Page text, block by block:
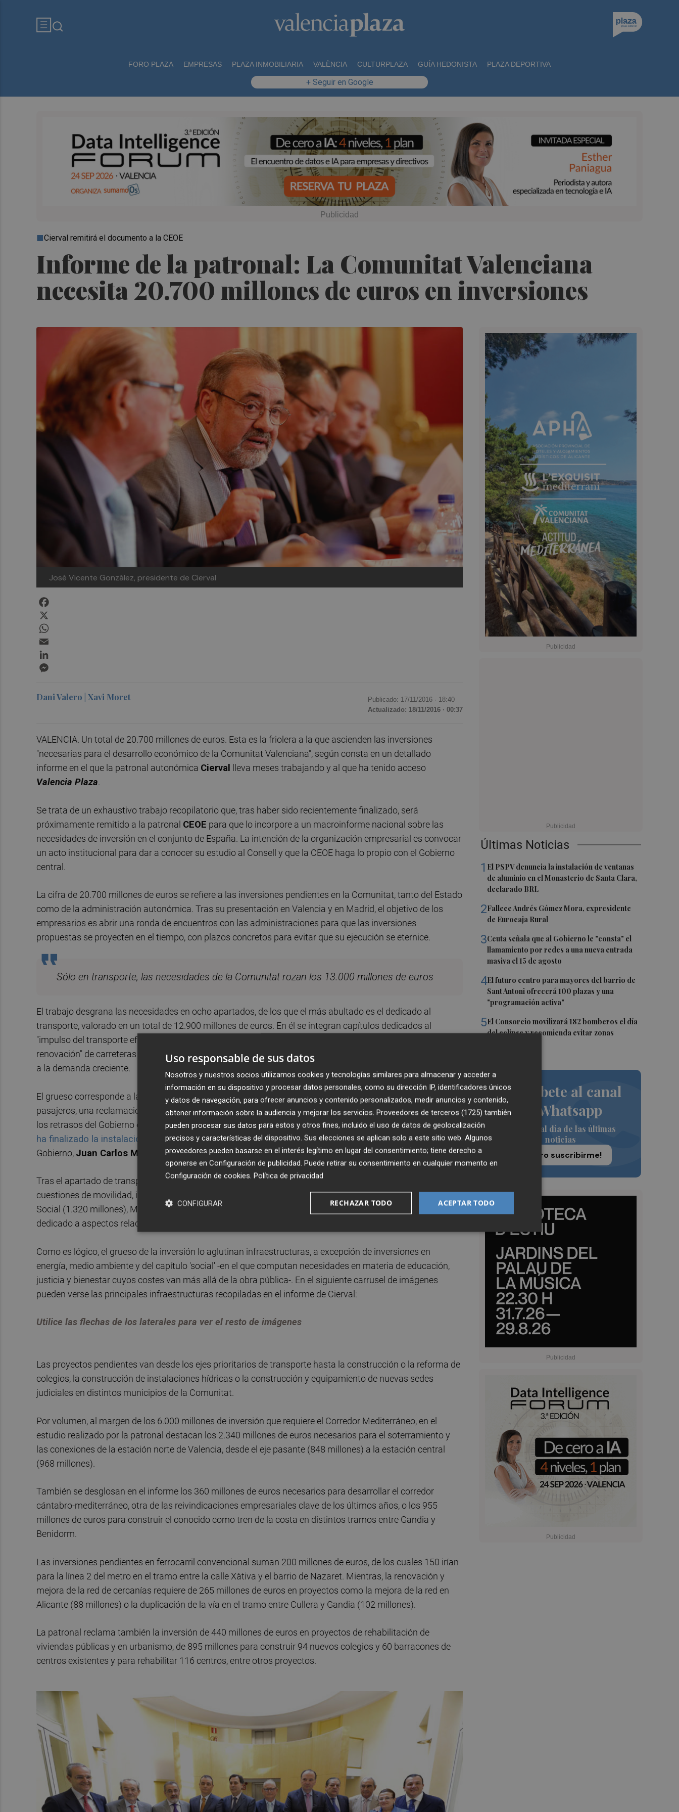
FORO PLAZA EMPRESAS PLAZA INMOBILIARIA VALÈNCIA CULTURPLAZA GUÍA HEDONISTA PLAZA DEPORTIVA
+ Seguir en Google
Informe de la patronal: La Comunitat Valenciana
necesita 20.700 millones de euros en inversiones
Cierval remitirá el documento a la CEOE
José Vicente González, presidente de Cierval
Últimas Noticias
1 El PSPV denuncia la instalación de ventanas
de aluminio en el Monasterio de Santa Clara,
declarado BRL
2Fallece Andrés Gómez Mora, expresidente
de Eurocaja Rural
3Ceuta señala que al Gobierno le "consta" el
llamamiento por redes a una nueva entrada
masiva el 15 de agosto
4El futuro centro para mayores del barrio de
Sant Antoni ofrecerá 100 plazas y una
"programación activa"
5El Consorcio movilizará 182 bomberos el día
del eclipse y recomienda evitar zonas
Suscríbete al canal
de Whatsapp
Siempre al día de las últimas
noticias
¡Quiero suscribirme!
Dani Valero | Xavi Moret Publicado: 17/11/2016 · 18:40
Actualizado: 18/11/2016 · 00:37
VALENCIA. Un total de 20.700 millones de euros. Esta es la friolera a la que ascienden las inversiones
"necesarias para el desarrollo económico de la Comunitat Valenciana", según consta en un detallado
informe en el que la patronal autonómica Cierval
lleva meses trabajando y al que ha tenido acceso
Valencia Plaza.
Se trata de un exhaustivo trabajo recopilatorio que, tras haber sido recientemente finalizado, será
próximamente remitido a la patronal CEOE para que lo incorpore a un macroinforme nacional sobre las
necesidades de inversión en el conjunto de España. La intención de la organización empresarial es convocar
un acto institucional para dar a conocer su estudio al Consell y que la CEOE haga lo propio con el Gobierno
central.
La cifra de 20.700 millones de euros se refiere a las inversiones pendientes en la Comunitat, tanto del Estado
como de la administración autonómica. Tras su presentación en Valencia y en Madrid, el objetivo de los
empresarios es abrir una ronda de encuentros con las administraciones para que las inversiones
propuestas se proyecten en el tiempo, con plazos concretos para evitar que su ejecución se eternice.
Sólo en transporte, las necesidades de la Comunitat rozan los 13.000 millones de euros
El trabajo desgrana las necesidades en ocho apartados, de los que el más abultado es el dedicado al
transporte, valorado en un total de 12.900 millones de euros. En él se integran capítulos dedicados al
"impulso del transporte eficiente de mercancías", la "mejora de los accesos a las ciudades", el "desarrollo y
renovación" de carreteras y líneas de ferrocarril y la "creación y ampliación" de infraestructuras para atender
a la demanda creciente.
El grueso corresponde a las obras delCorredor Mediterráneoen doble plataforma para mercancías y
pasajeros, una reclamación unánime quese ha intensificado en los últimos meses, sobre todo a raíz de
los retrasos del Gobierno en la ejecución de la solución temporal del tercer carril, del que precisamenteya se
ha finalizado la instalación de la vía entre Castellón y Valencia, según anunció este jueves el delegado del
Gobierno, Juan Carlos Moragues.
Tras el apartado de transporte se sitúan los de urbanismo (con 3.150 millones de euros desglosados en
cuestiones de movilidad, integración y rehabilitación urbana), Agua (con otros 1.747 millones de euros),
Social (1.320 millones), Mantenimiento (726), Medio Ambiente (550) y Energía (450). El octavo capítulo,
dedicado a aspectos relacionados con la digitalización, carece de presupuesto estimado.
Como es lógico, el grueso de la inversión lo aglutinan infraestructuras, a excepción de inversiones en
energía, medio ambiente y del capítulo 'social' -en el que computan necesidades en materia de educación,
justicia y bienestar cuyos costes van más allá de la obra pública-. En el siguiente carrusel de imágenes
pueden verse las principales infraestructuras recopiladas en el informe de Cierval:
Utilice las flechas de los laterales para ver el resto de imágenes
Las proyectos pendientes van desde los ejes prioritarios de transporte hasta la construcción o la reforma de
colegios, la construcción de instalaciones hídricas o la construcción y equipamiento de nuevas sedes
judiciales en distintos municipios de la Comunitat.
Por volumen, al margen de los 6.000 millones de inversión que requiere el Corredor Mediterráneo, en el
estudio realizado por la patronal destacan los 2.340 millones de euros necesarios para el soterramiento y
las conexiones de la estación norte de Valencia, desde el eje pasante (848 millones) a la estación central
(968 millones).
También se desglosan en el informe los 360 millones de euros necesarios para desarrollar el corredor
cántabro-mediterráneo, otra de las reivindicaciones empresariales clave de los últimos años, o los 955
millones de euros para construir el conocido como tren de la costa en distintos tramos entre Gandia y
Benidorm.
Las inversiones pendientes en ferrocarril convencional suman 200 millones de euros, de los cuales 150 irían
para la línea 2 del metro en el tramo entre la calle Xàtiva y el barrio de Nazaret. Mientras, la renovación y
mejora de la red de cercanías requiere de 265 millones de euros en proyectos como la mejora de la red en
Alicante (88 millones) o la duplicación de la vía en el tramo entre Cullera y Gandia (102 millones).
La patronal reclama también la inversión de 440 millones de euros en proyectos de rehabilitación de
viviendas públicas y en urbanismo, de 895 millones para construir 94 nuevos colegios y 60 barracones de
centros existentes y para rehabilitar 116 centros, entre otros proyectos.
Uso responsable de sus datos
Nosotros y nuestros socios utilizamos cookies y tecnologías similares para almacenar y acceder a
información en su dispositivo y procesar datos personales, como su dirección IP, identificadores únicos
y datos de navegación, para ofrecer anuncios y contenido personalizados, medir anuncios y contenido,
obtener información sobre la audiencia y mejorar los servicios. Proveedores de terceros (1725) también
pueden procesar sus datos para estos y otros fines, incluido el uso de datos de geolocalización
precisos y características del dispositivo. Sus elecciones se aplican solo a este sitio web. Algunos
proveedores pueden basarse en el interés legítimo en lugar del consentimiento; tiene derecho a
oponerse en Configuración de publicidad. Puede retirar su consentimiento en cualquier momento en
Configuración de cookies. Política de privacidad
ACEPTAR TODO
RECHAZAR TODO
CONFIGURAR